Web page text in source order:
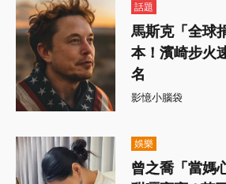
話題
馬斯克「全球
本！濱崎步火
名
影憶小腦袋
娛樂
曾之喬「當媽